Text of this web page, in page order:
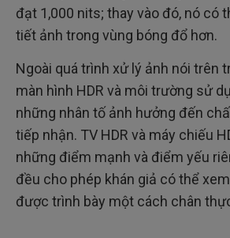
đạt 1,000 nits; thay vào đó, nó có
tiết ảnh trong vùng bóng đổ hơn.
Ngoài quá trình xử lý ảnh nói trên
màn hình HDR và môi trường sử
những nhân tố ảnh hưởng đến
tiếp nhận. TV HDR và máy chiếu
những điểm mạnh và điểm yếu
đều cho phép khán giả có thể
được trình bày một cách chân